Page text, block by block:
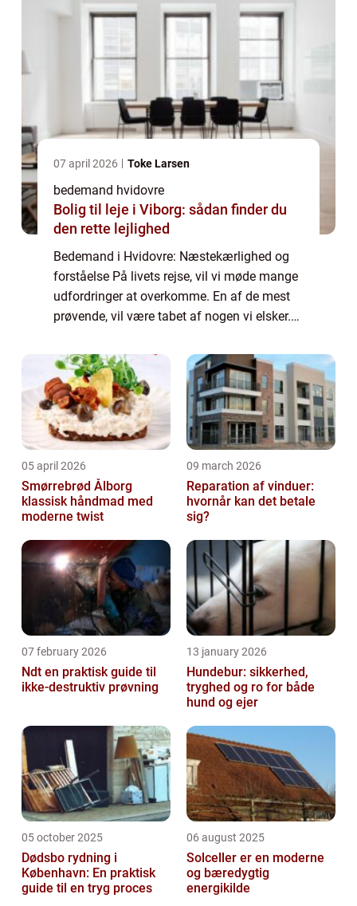
07 april 2026 Toke Larsen
bedemand hvidovre
Bolig til leje i Viborg: sådan finder du
den rette lejlighed
Bedemand i Hvidovre: Næstekærlighed og
forståelse På livets rejse, vil vi møde mange
udfordringer at overkomme. En af de mest
prøvende, vil være tabet af nogen vi elsker.
en effekt dette kan have på vores ...
05 april 2026
Smørrebrød Ålborg
klassisk håndmad med
moderne twist
09 march 2026
Reparation af vinduer:
hvornår kan det betale
sig?
07 february 2026
Ndt en praktisk guide til
ikke-destruktiv prøvning
13 january 2026
Hundebur: sikkerhed,
tryghed og ro for både
hund og ejer
05 october 2025
Dødsbo rydning i
København: En praktisk
guide til en tryg proces
06 august 2025
Solceller er en moderne
og bæredygtig
energikilde